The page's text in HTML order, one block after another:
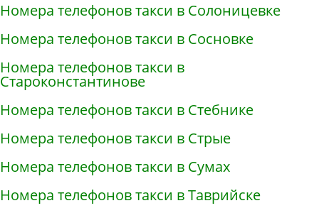
Номера телефонов такси в Солоницевке
Номера телефонов такси в Сосновке
Номера телефонов такси в
Староконстантинове
Номера телефонов такси в Стебнике
Номера телефонов такси в Стрые
Номера телефонов такси в Сумах
Номера телефонов такси в Таврийске